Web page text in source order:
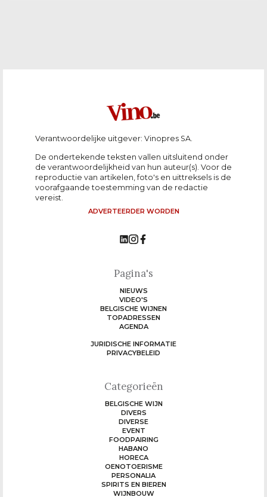
Verantwoordelijke uitgever: Vinopres SA.
De ondertekende teksten vallen uitsluitend onder
de verantwoordelijkheid van hun auteur(s). Voor de
reproductie van artikelen, foto's en uittreksels is de
voorafgaande toestemming van de redactie
vereist.
ADVERTEERDER WORDEN
Categorieën
BELGISCHE WIJN
DIVERS
DIVERSE
EVENT
FOODPAIRING
HABANO
HORECA
OENOTOERISME
PERSONALIA
SPIRITS EN BIEREN
WIJNBOUW
Pagina's
NIEUWS
VIDEO'S
BELGISCHE WIJNEN
TOPADRESSEN
AGENDA
JURIDISCHE INFORMATIE
PRIVACYBELEID